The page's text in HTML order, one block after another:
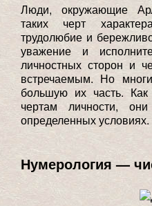
Люди, окружающие
таких черт
трудолюбие и
уважение и
личностных сторон и
встречаемым. Но
большую их часть. Как
чертам личности,
определенных условиях.
Нумерология —